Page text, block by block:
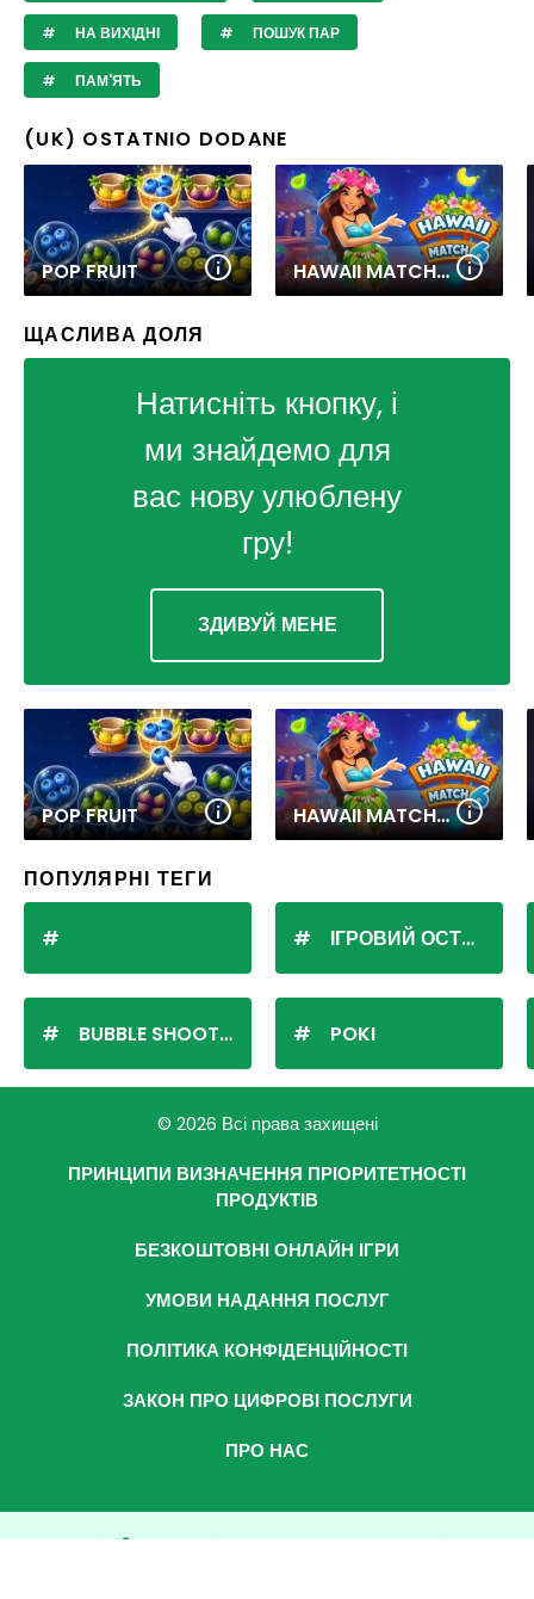
НА ВИХІДНІ ПОШУК ПАР
ПАМ'ЯТЬ
(UK) OSTATNIO DODANE
POP FRUIT HAWAII MATCH 6
ЩАСЛИВА ДОЛЯ
Натисніть кнопку, і
ми знайдемо для
вас нову улюблену
гру!
ЗДИВУЙ МЕНЕ
POP FRUIT HAWAII MATCH 6
ПОПУЛЯРНІ ТЕГИ
BUBBLE SHOOTER
ІГРОВИЙ ОСТРІВ
POKI
© 2026 Всі права захищені
ПРИНЦИПИ ВИЗНАЧЕННЯ ПРІОРИТЕТНОСТІ
ПРОДУКТІВ
БЕЗКОШТОВНІ ОНЛАЙН ІГРИ
УМОВИ НАДАННЯ ПОСЛУГ
ПОЛІТИКА КОНФІДЕНЦІЙНОСТІ
ЗАКОН ПРО ЦИФРОВІ ПОСЛУГИ
ПРО НАС